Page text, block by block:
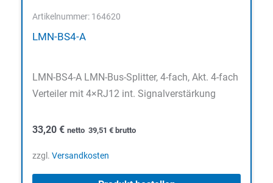
Artikelnummer: 164620
LMN-BS4-A
LMN-BS4-A LMN-Bus-Splitter, 4-fach, Akt. 4-fach
Verteiler mit 4×RJ12 int. Signalverstärkung
33,20 € netto 39,51 € brutto
zzgl. Versandkosten